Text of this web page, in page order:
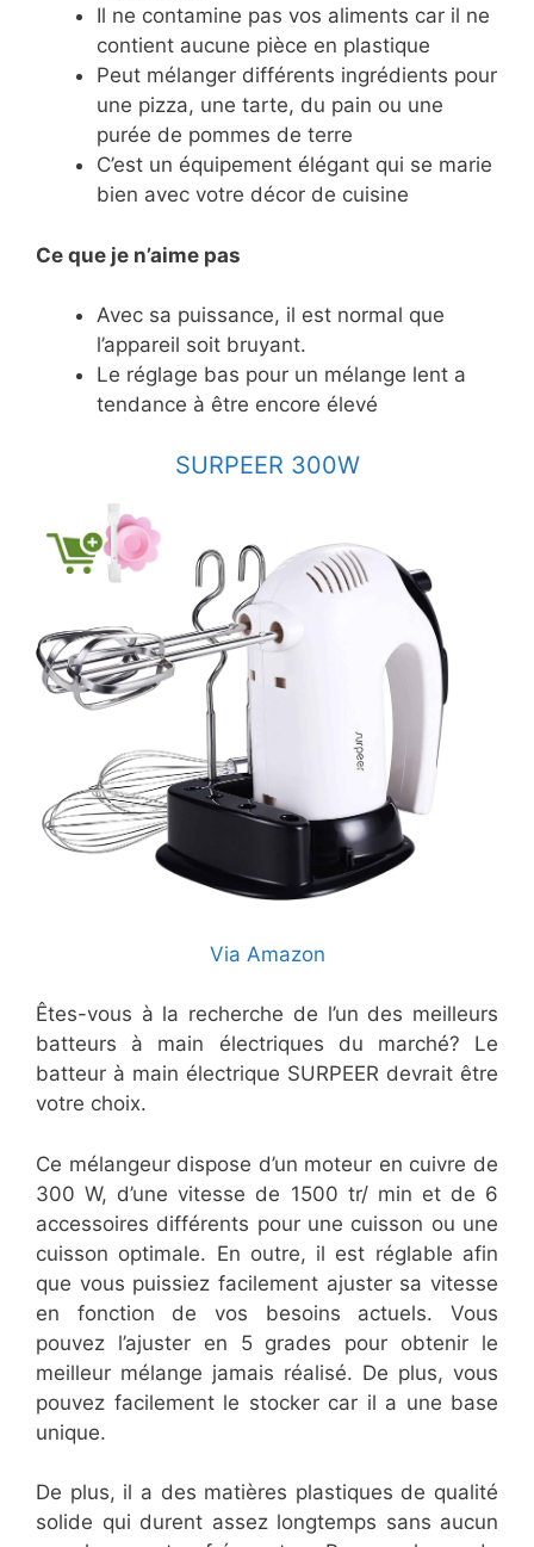
Il ne contamine pas vos aliments car il ne
contient aucune pièce en plastique
Peut mélanger différents ingrédients pour
une pizza, une tarte, du pain ou une
purée de pommes de terre
C’est un équipement élégant qui se marie
bien avec votre décor de cuisine
Ce que je n’aime pas
Avec sa puissance, il est normal que
l’appareil soit bruyant.
Le réglage bas pour un mélange lent a
tendance à être encore élevé
SURPEER 300W
Via Amazon
Êtes-vous à la recherche de l’un des meilleurs
batteurs à main électriques du marché? Le
batteur à main électrique SURPEER devrait être
votre choix.
Ce mélangeur dispose d’un moteur en cuivre de
300 W, d’une vitesse de 1500 tr/ min et de 6
accessoires différents pour une cuisson ou une
cuisson optimale. En outre, il est réglable afin
que vous puissiez facilement ajuster sa vitesse
en fonction de vos besoins actuels. Vous
pouvez l’ajuster en 5 grades pour obtenir le
meilleur mélange jamais réalisé. De plus, vous
pouvez facilement le stocker car il a une base
unique.
De plus, il a des matières plastiques de qualité
solide qui durent assez longtemps sans aucun